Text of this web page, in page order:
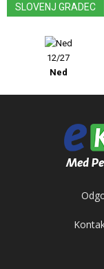
SLOVENJ GRADEC
12/27
Ned